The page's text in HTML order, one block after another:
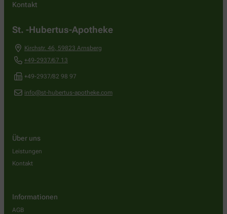
Kontakt
St. -Hubertus-Apotheke
Kirchstr. 46, 59823 Arnsberg
+49-2937/67 13
+49-2937/82 98 97
info@st-hubertus-apotheke.com
Über uns
Leistungen
Kontakt
Informationen
AGB